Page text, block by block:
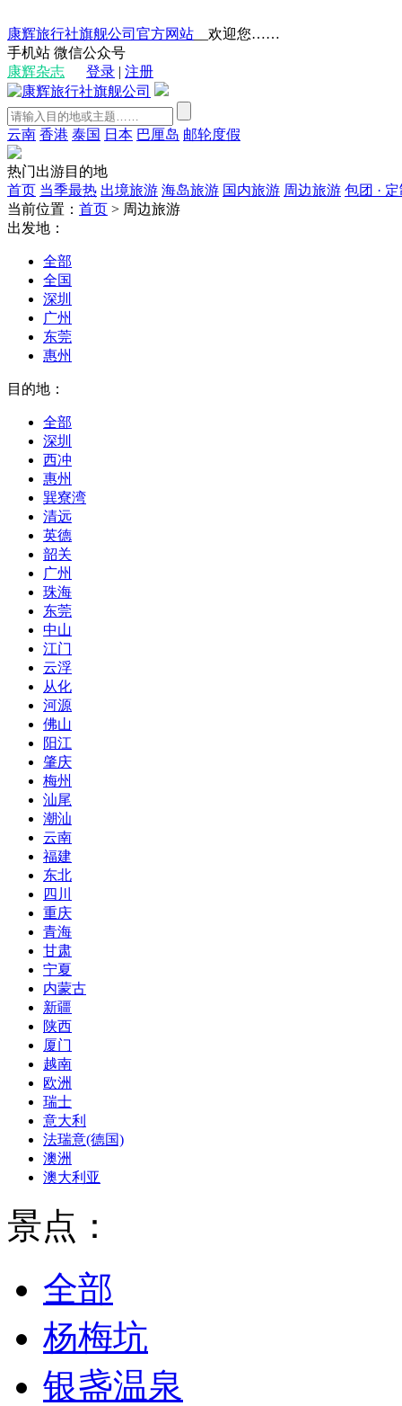
康辉旅行社旗舰公司官方网站 __欢迎您……
手机站 微信公众号
康辉杂志
登录 | 注册
云南 香港 泰国 日本 巴厘岛 邮轮度假
热门出游目的地
首页 当季最热 出境旅游 海岛旅游 国内旅游 周边旅游 包团 ·
当前位置： 首页 > 周边旅游
出发地：
全部
全国
深圳
广州
东莞
惠州
目的地：
全部
深圳
西冲
惠州
巽寮湾
清远
英德
韶关
广州
珠海
东莞
中山
江门
云浮
从化
河源
佛山
阳江
肇庆
梅州
汕尾
潮汕
云南
福建
东北
四川
重庆
青海
甘肃
宁夏
内蒙古
新疆
陕西
厦门
越南
欧洲
瑞士
意大利
法瑞意(德国)
澳洲
澳大利亚
景点：
全部
杨梅坑
银盏温泉